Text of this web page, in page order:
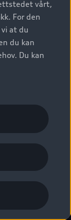
vårt,
For den
at du
du kan
Du kan